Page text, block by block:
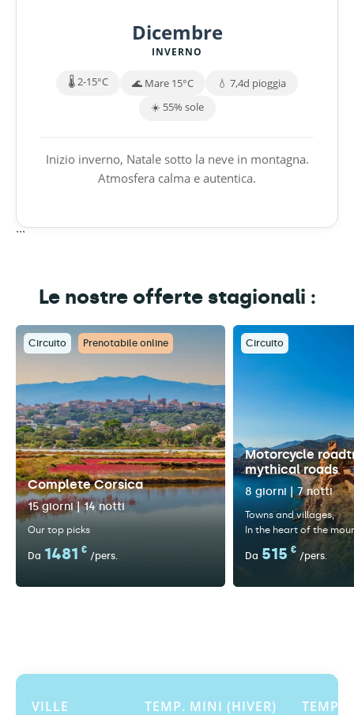
Dicembre
INVERNO
🌡️ 2-15°C 🌊 Mare 15°C
💧 7,4d pioggia
☀️ 55% sole
Inizio inverno, Natale sotto la neve in montagna.
Atmosfera calma e autentica.
```
Le nostre offerte stagionali :
Circuito Prenotabile online
Complete Corsica
15 giorni | 14 notti
Our top picks
Da 1481 €
/pers.
Circuito
Motorcycle
mythical roads
8 giorni | 7 notti
Towns and villages
In the heart of the
Da 515 €
/pers.
VILLE TEMP. MINI (HIVER) TEMP.